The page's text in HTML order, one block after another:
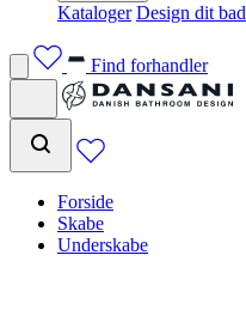
Kataloger Design dit bad
Find forhandler
Forside
Skabe
Underskabe